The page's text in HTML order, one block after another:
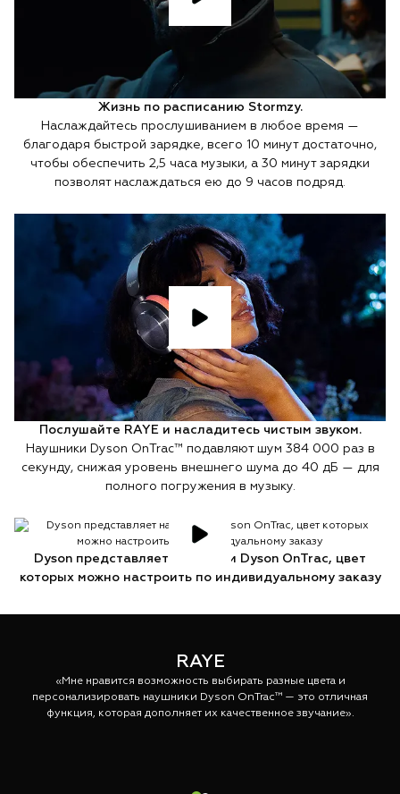
Жизнь по расписанию Stormzy.
Наслаждайтесь прослушиванием в любое время —
благодаря быстрой зарядке, всего 10 минут достаточно,
чтобы обеспечить 2,5 часа музыки, а 30 минут зарядки
позволят наслаждаться ею до 9 часов подряд.
Послушайте RAYE и насладитесь чистым звуком.
Наушники Dyson OnTrac™ подавляют шум 384 000 раз в
секунду, снижая уровень внешнего шума до 40 дБ — для
полного погружения в музыку.
Dyson представляет наушники Dyson OnTrac, цвет
которых можно настроить по индивидуальному заказу
RAYE
«Мне нравится возможность выбирать разные цвета и
персонализировать наушники Dyson OnTrac™ — это отличная
функция, которая дополняет их качественное звучание».